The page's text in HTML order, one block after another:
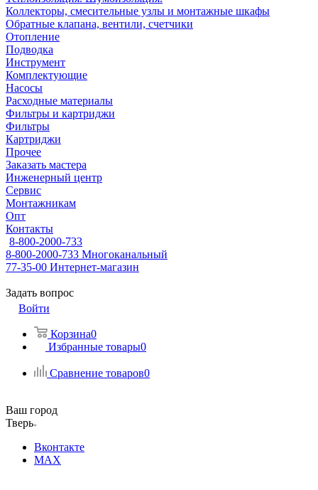
Коллекторы, смесительные узлы и монтажные шкафы
Обратные клапана, вентили, счетчики
Отопление
Подводка
Инструмент
Комплектующие
Насосы
Расходные материалы
Фильтры и картриджи
Фильтры
Картриджи
Прочее
Заказать мастера
Инженерный центр
Сервис
Монтажникам
Опт
Контакты
8-800-2000-733
8-800-2000-733 Многоканальный
77-35-00 Интернет-магазин
Задать вопрос
Войти
Корзина0
Избранные товары0
Сравнение товаров0
Ваш город
Тверь
Вконтакте
MAX